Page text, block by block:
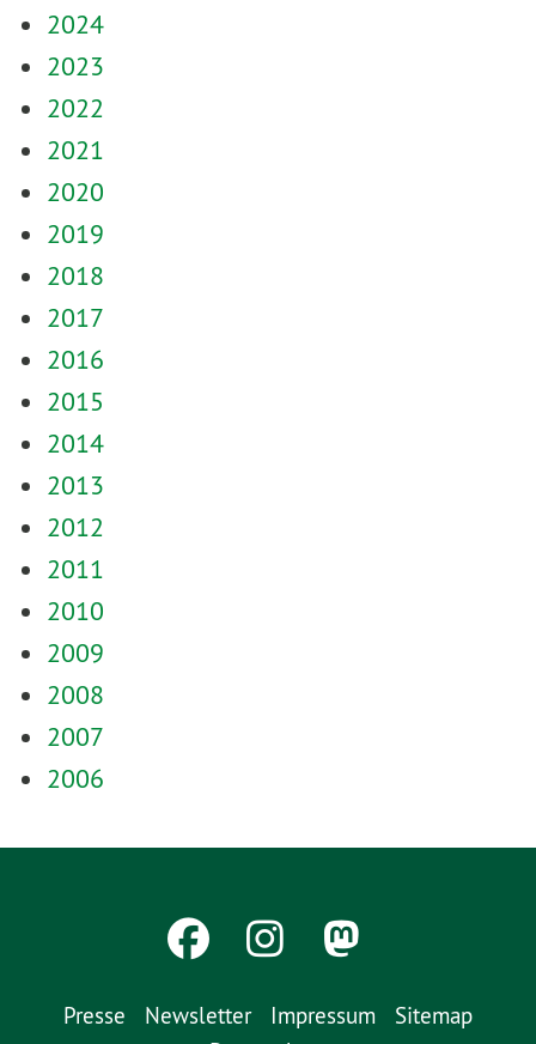
2024
2023
2022
2021
2020
2019
2018
2017
2016
2015
2014
2013
2012
2011
2010
2009
2008
2007
2006
Presse Newsletter Impressum
Sitemap